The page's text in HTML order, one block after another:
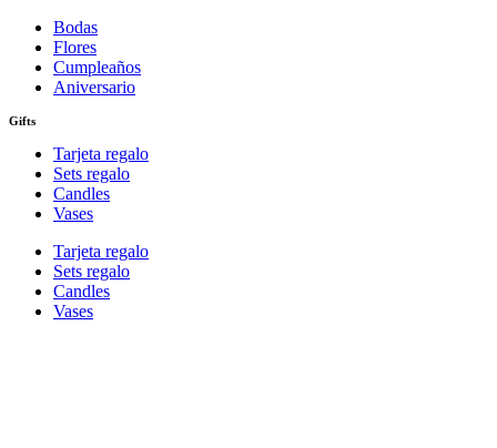
Bodas
Flores
Cumpleaños
Aniversario
Gifts
Tarjeta regalo
Sets regalo
Candles
Vases
Tarjeta regalo
Sets regalo
Candles
Vases